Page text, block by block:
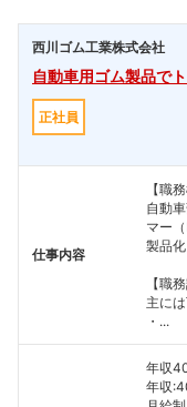
西川ゴム工業株式会社
自動車用ゴム製品で
正社員
仕事内容
【職
自動
マー
製品
【職
主に
・...
年収
年収